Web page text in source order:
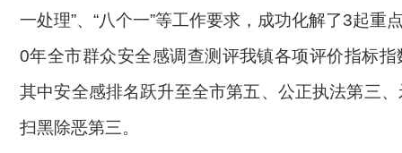
一处理”、“八个一”等工作要求，成功化解了3起重
0年全市群众安全感调查测评我镇各项评价指标
其中安全感排名跃升至全市第五、公正执法第三
扫黑除恶第三。